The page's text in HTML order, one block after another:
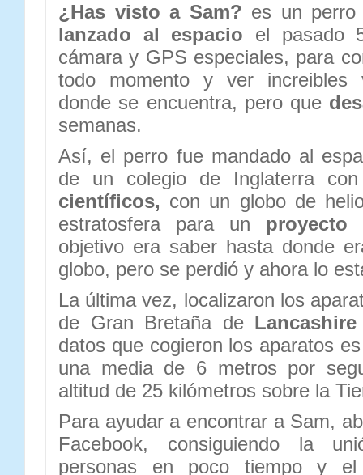
¿Has visto a Sam? es un
lanzado al espacio el pasado
cámara y GPS especiales, para
todo momento y ver increibles
donde se encuentra, pero que
semanas.
Así, el perro fue mandado al
de un colegio de Inglaterra
científicos, con un globo de
estratosfera para un proyecto
objetivo era saber hasta donde
globo, pero se perdió y ahora lo
La última vez, localizaron los
de Gran Bretaña de Lancashire
datos que cogieron los aparatos
una media de 6 metros por
altitud de 25 kilómetros sobre la
Para ayudar a encontrar a Sam,
Facebook, consiguiendo la
personas en poco tiempo y